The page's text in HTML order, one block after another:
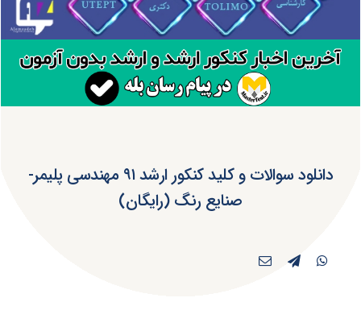
دانلود سوالات و کلید کنکور ارشد ۹۱ مهندسی پلیمر-
صنایع رنگ (رایگان)